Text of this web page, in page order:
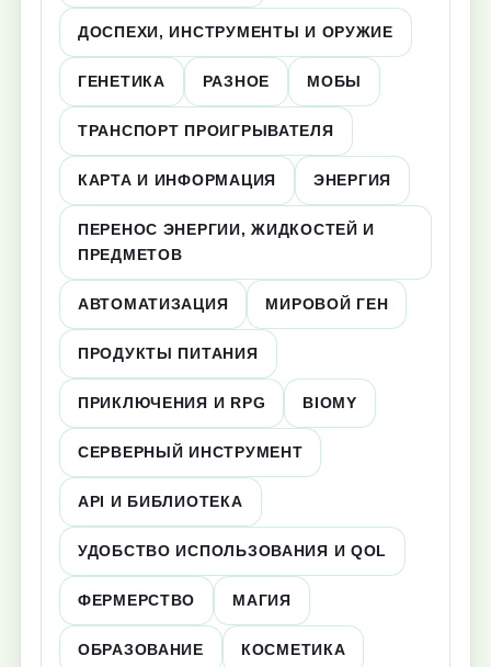
ДОСПЕХИ, ИНСТРУМЕНТЫ И ОРУЖИЕ
ГЕНЕТИКА РАЗНОЕ МОБЫ
ТРАНСПОРТ ПРОИГРЫВАТЕЛЯ
КАРТА И ИНФОРМАЦИЯ ЭНЕРГИЯ
ПЕРЕНОС ЭНЕРГИИ, ЖИДКОСТЕЙ И
ПРЕДМЕТОВ
АВТОМАТИЗАЦИЯ МИРОВОЙ ГЕН
ПРОДУКТЫ ПИТАНИЯ
ПРИКЛЮЧЕНИЯ И RPG BIOMY
СЕРВЕРНЫЙ ИНСТРУМЕНТ
API И БИБЛИОТЕКА
УДОБСТВО ИСПОЛЬЗОВАНИЯ И QOL
ФЕРМЕРСТВО МАГИЯ
ОБРАЗОВАНИЕ КОСМЕТИКА